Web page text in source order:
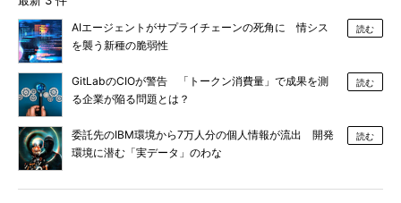
AIエージェントがサプライチェーンの死角に 情シス
を襲う新種の脆弱性
読む
GitLabのCIOが警告 「トークン消費量」で成果を測
る企業が陥る問題とは？
読む
委託先のIBM環境から7万人分の個人情報が流出 開発
環境に潜む「実データ」のわな
読む